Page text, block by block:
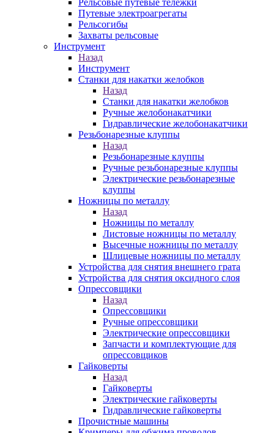
Рельсовые путевые тележки
Путевые электроагрегаты
Рельсогибы
Захваты рельсовые
Инструмент
Назад
Инструмент
Станки для накатки желобков
Назад
Станки для накатки желобков
Ручные желобонакатчики
Гидравлические желобонакатчики
Резьбонарезные клуппы
Назад
Резьбонарезные клуппы
Ручные резьбонарезные клуппы
Электрические резьбонарезные
клуппы
Ножницы по металлу
Назад
Ножницы по металлу
Листовые ножницы по металлу
Высечные ножницы по металлу
Шлицевые ножницы по металлу
Устройства для снятия внешнего грата
Устройства для снятия оксидного слоя
Опрессовщики
Назад
Опрессовщики
Ручные опрессовщики
Электрические опрессовщики
Запчасти и комплектующие для
опрессовщиков
Гайковерты
Назад
Гайковерты
Электрические гайковерты
Гидравлические гайковерты
Прочистные машины